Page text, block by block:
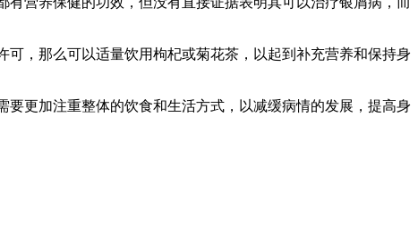
，那么可以适量饮用枸杞或菊花茶，以起到补充营养和保持身
更加注重整体的饮食和生活方式，以减缓病情的发展，提高身